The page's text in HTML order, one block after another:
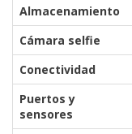
Almacenamiento
Cámara selfie
Conectividad
Puertos y
sensores